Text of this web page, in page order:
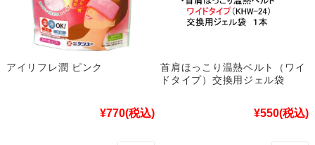
アイリフレ潤 ピンク
¥770(税込)
首肩ほっこり温熱ベルト（ワイ
ドタイプ）交換用ジェル袋
¥550(税込)